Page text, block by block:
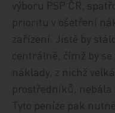
výboru PSP ČR,
prioritu v ošetření
zařízení. Jistě by
centrálně, čímž by
náklady, z nichž
prostředníků, nebála
Tyto peníze pak